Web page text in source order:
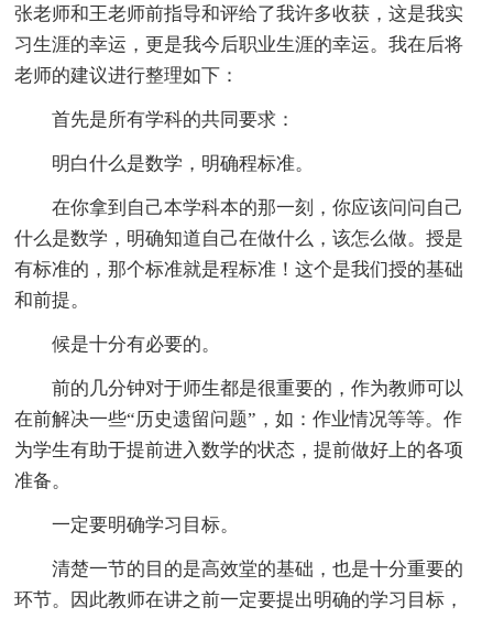
张老师和王老师前指导和评给了我许多收获，这是我实
习生涯的幸运，更是我今后职业生涯的幸运。我在后将
老师的建议进行整理如下：
首先是所有学科的共同要求：
明白什么是数学，明确程标准。
在你拿到自己本学科本的那一刻，你应该问问自己
什么是数学，明确知道自己在做什么，该怎么做。授是
有标准的，那个标准就是程标准！这个是我们授的基础
和前提。
候是十分有必要的。
前的几分钟对于师生都是很重要的，作为教师可以
在前解决一些“历史遗留问题”，如：作业情况等等。作
为学生有助于提前进入数学的状态，提前做好上的各项
准备。
一定要明确学习目标。
清楚一节的目的是高效堂的基础，也是十分重要的
环节。因此教师在讲之前一定要提出明确的学习目标，